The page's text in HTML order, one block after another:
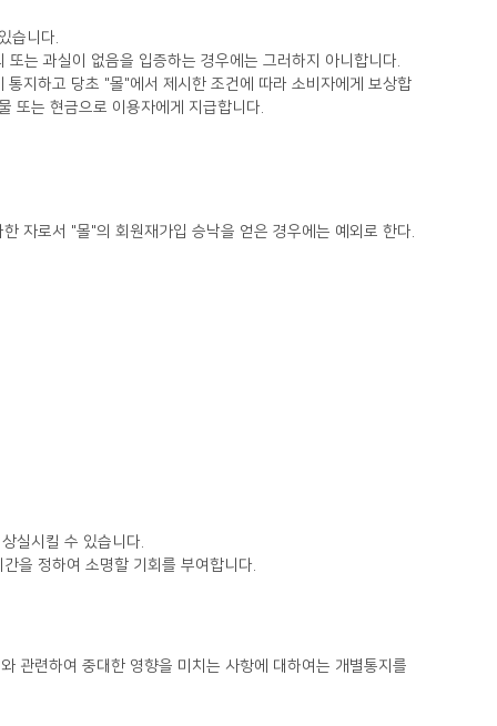
습니다.
는 과실이 없음을 입증하는 경우에는 그러하지 아니합니다.
또는 현금으로 이용자에게 지급합니다.
자로서 "몰"의 회원재가입 승낙을 얻은 경우에는 예외로 한다.
실시킬 수 있습니다.
을 정하여 소명할 기회를 부여합니다.